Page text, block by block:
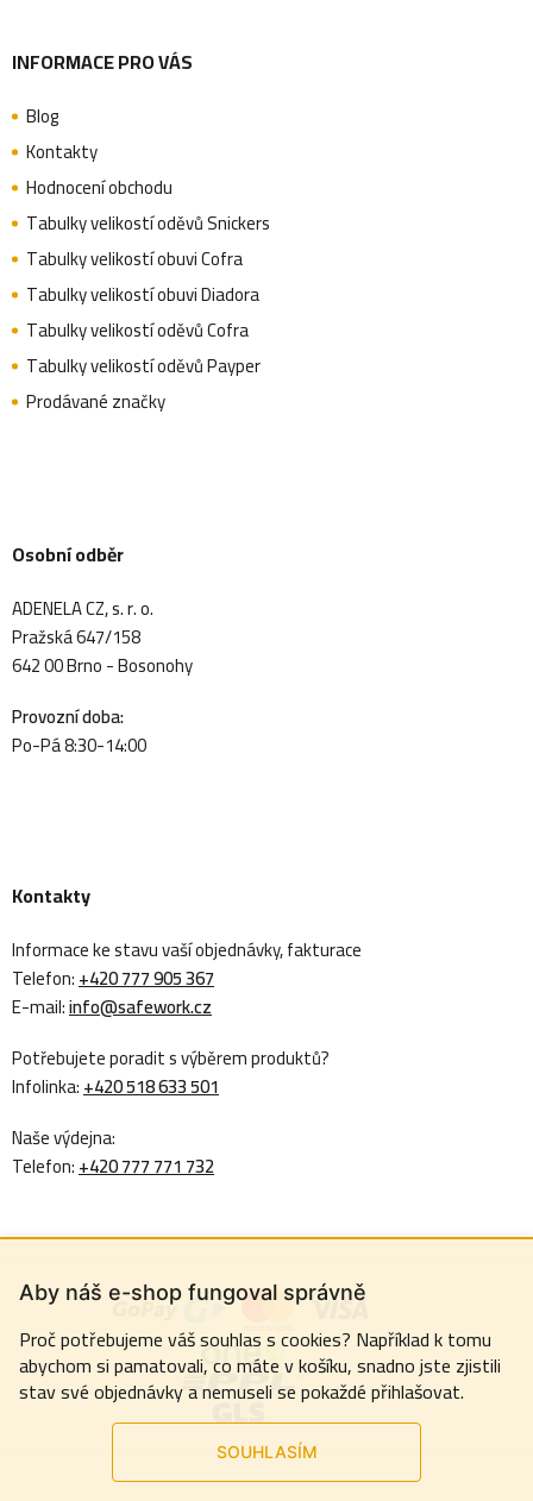
Aby náš e-shop fungoval správně
Proč potřebujeme váš souhlas s cookies? Například k tomu
abychom si pamatovali, co máte v košíku, snadno jste zjistili
stav své objednávky a nemuseli se pokaždé přihlašovat.
SOUHLASÍM
INFORMACE PRO VÁS
Blog
Kontakty
Hodnocení obchodu
Tabulky velikostí oděvů Snickers
Tabulky velikostí obuvi Cofra
Tabulky velikostí obuvi Diadora
Tabulky velikostí oděvů Cofra
Tabulky velikostí oděvů Payper
Prodávané značky
Osobní odběr
ADENELA CZ, s. r. o.
Pražská 647/158
642 00 Brno - Bosonohy
Provozní doba:
Po-Pá 8:30-14:00
Kontakty
Informace ke stavu vaší objednávky, fakturace
Telefon:+420 777 905 367
E-mail:info@safework.cz
Potřebujete poradit s výběrem produktů?
Infolinka:+420 518 633 501
Naše výdejna:
Telefon:+420 777 771 732